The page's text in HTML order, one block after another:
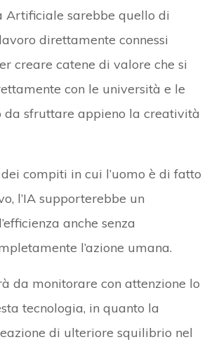
Artificiale sarebbe quello di
direttamente connessi
creare catene di valore che si
con le università e le
da sfruttare appieno la creatività
compiti in cui l’uomo è di fatto
l’IA supporterebbe un
anche senza
l’azione umana.
da monitorare con attenzione lo
tecnologia, in quanto la
di ulteriore squilibrio nel